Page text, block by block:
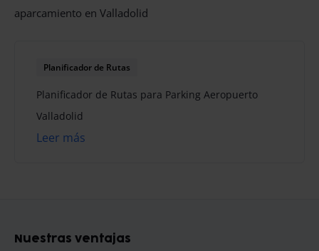
aparcamiento en Valladolid
Planificador de Rutas
Planificador de Rutas para Parking Aeropuerto
Valladolid
Leer más
Nuestras ventajas